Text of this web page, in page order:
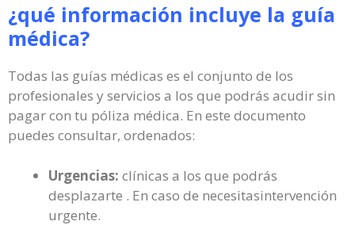
¿qué información incluye la guía
médica?
Todas las guías médicas es el conjunto de los
profesionales y servicios a los que podrás acudir sin
pagar con tu póliza médica. En este documento
puedes consultar, ordenados:
Urgencias: clínicas a los que podrás
desplazarte . En caso de necesitasintervención
urgente.